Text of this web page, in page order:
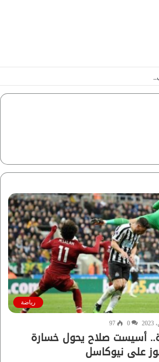
رياضة
0
97
أسيست صلاح يحول خسارة
على نيوكاسل